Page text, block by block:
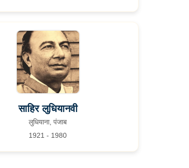
साहिर लुधियानवी
लुधियाना, पंजाब
1921 - 1980